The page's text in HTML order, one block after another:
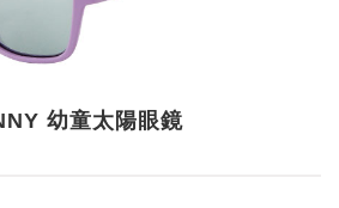
幼童太陽眼鏡